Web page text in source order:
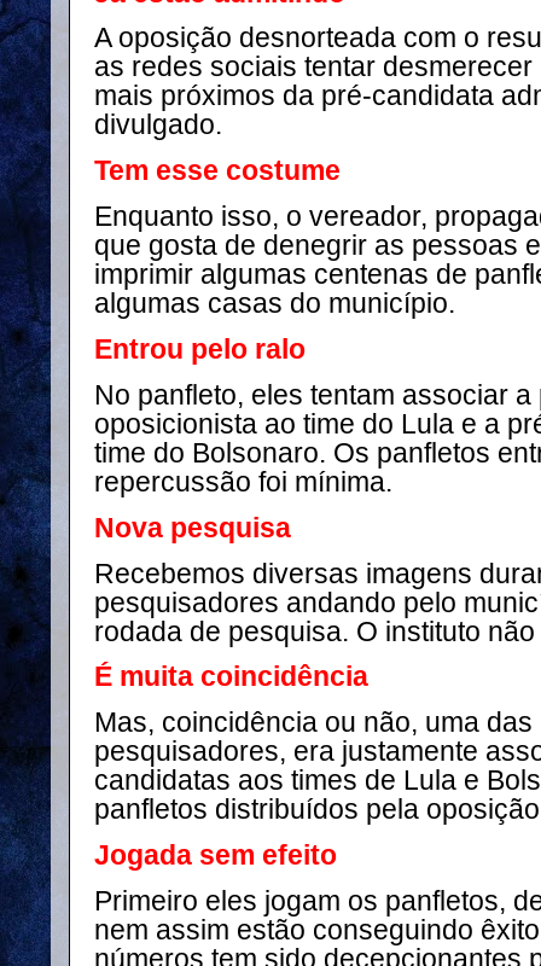
A oposição desnorteada com o
as redes sociais tentar
mais próximos da pré-candidata
divulgado.
Tem esse costume
Enquanto isso, o vereador,
que gosta de denegrir as pessoas
imprimir algumas centenas de
algumas casas do município.
Entrou pelo ralo
No panfleto, eles tentam associar
oposicionista ao time do Lula e a
time do Bolsonaro. Os panfletos
repercussão foi mínima.
Nova pesquisa
Recebemos diversas imagens
pesquisadores andando pelo
rodada de pesquisa. O instituto
É muita coincidência
Mas, coincidência ou não, uma
pesquisadores, era justamente
candidatas aos times de Lula e
panfletos distribuídos pela
Jogada sem efeito
Primeiro eles jogam os panfletos,
nem assim estão conseguindo
números tem sido decepcionantes